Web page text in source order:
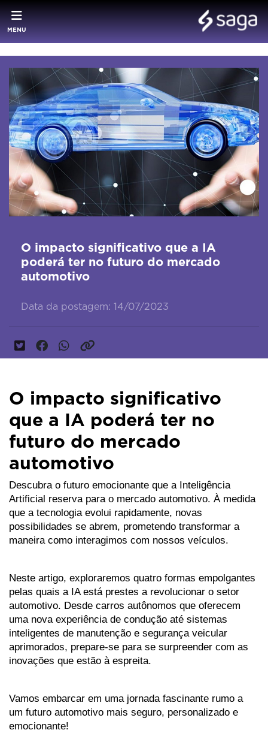
MENU
O impacto significativo que a IA
poderá ter no futuro do mercado
automotivo
Data da postagem: 14/07/2023
O impacto significativo
que a IA poderá ter no
futuro do mercado
automotivo
Descubra o futuro emocionante que a Inteligência
Artificial reserva para o mercado automotivo. À medida
que a tecnologia evolui rapidamente, novas
possibilidades se abrem, prometendo transformar a
maneira como interagimos com nossos veículos.
Neste artigo, exploraremos quatro formas empolgantes
pelas quais a IA está prestes a revolucionar o setor
automotivo. Desde carros autônomos que oferecem
uma nova experiência de condução até sistemas
inteligentes de manutenção e segurança veicular
aprimorados, prepare-se para se surpreender com as
inovações que estão à espreita.
Vamos embarcar em uma jornada fascinante rumo a
um futuro automotivo mais seguro, personalizado e
emocionante!